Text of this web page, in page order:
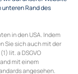
unteren Rand des
in den USA. Indem
Sie sich auch mit der
lit. a DSGVO
mit einem
angesehen.